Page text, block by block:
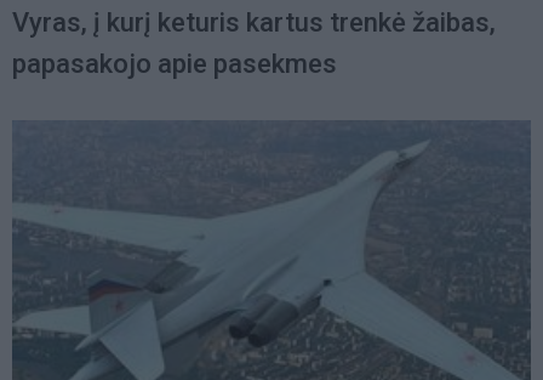
Vyras, į kurį keturis kartus trenkė žaibas,
papasakojo apie pasekmes